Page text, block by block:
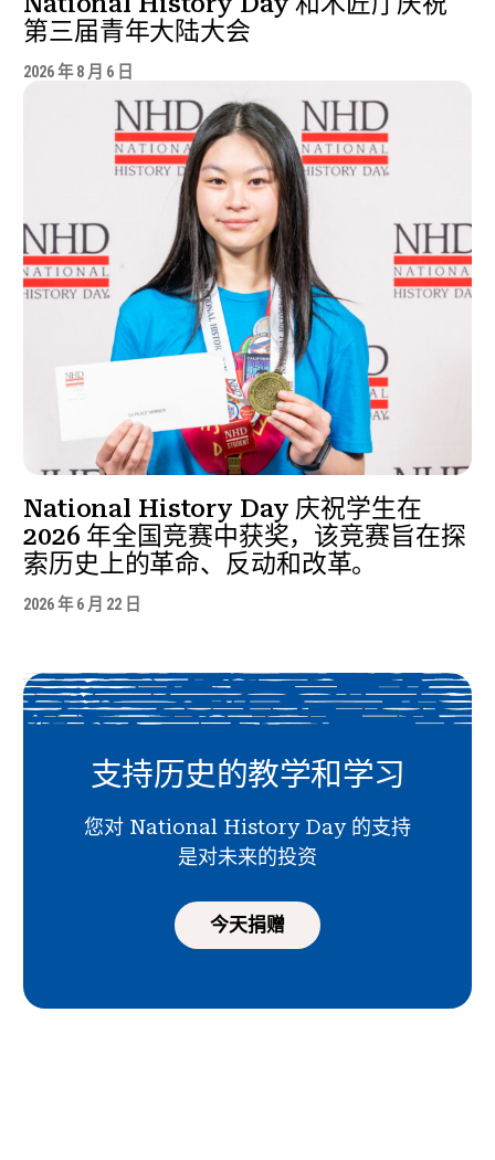
第三届青年大陆大会
2026 年 8 月 6 日
National History Day 庆祝学生在
2026 年全国竞赛中获奖，该竞赛旨在探
索历史上的革命、反动和改革。
2026 年 6 月 22 日
支持历史的教学和学习
您对 National History Day 的支持
是对未来的投资
今天捐赠